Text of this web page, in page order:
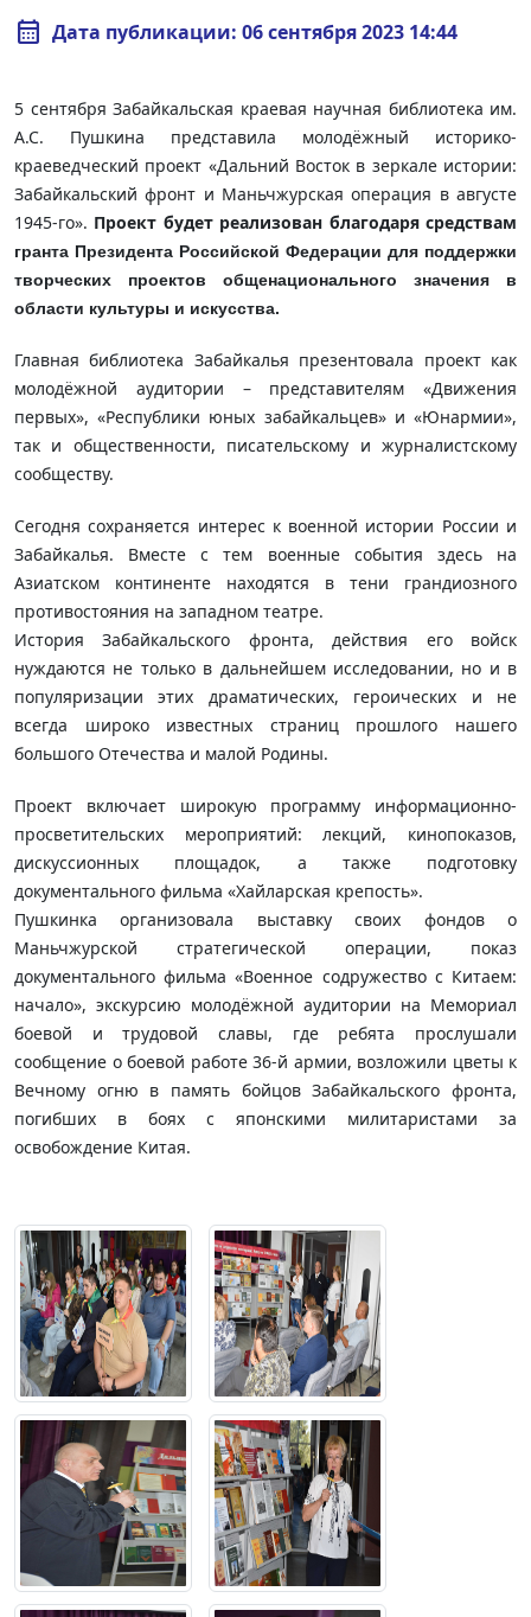
calendar_month Дата публикации: 06 сентября 2023 14:44
5 сентября Забайкальская краевая научная библиотека им.
А.С. Пушкина представила молодёжный историко-
краеведческий проект «Дальний Восток в зеркале истории:
Забайкальский фронт и Маньчжурская операция в августе
1945-го». Проект будет реализован благодаря средствам
гранта Президента Российской Федерации для поддержки
творческих проектов общенационального значения в
области культуры и искусства.
Главная библиотека Забайкалья презентовала проект как
молодёжной аудитории – представителям «Движения
первых», «Республики юных забайкальцев» и «Юнармии»,
так и общественности, писательскому и журналистскому
сообществу.
Сегодня сохраняется интерес к военной истории России и
Забайкалья. Вместе с тем военные события здесь на
Азиатском континенте находятся в тени грандиозного
противостояния на западном театре.
История Забайкальского фронта, действия его войск
нуждаются не только в дальнейшем исследовании, но и в
популяризации этих драматических, героических и не
всегда широко известных страниц прошлого нашего
большого Отечества и малой Родины.
Проект включает широкую программу информационно-
просветительских мероприятий: лекций, кинопоказов,
дискуссионных площадок, а также подготовку
документального фильма «Хайларская крепость».
Пушкинка организовала выставку своих фондов о
Маньчжурской стратегической операции, показ
документального фильма «Военное содружество с Китаем:
начало», экскурсию молодёжной аудитории на Мемориал
боевой и трудовой славы, где ребята прослушали
сообщение о боевой работе 36-й армии, возложили цветы к
Вечному огню в память бойцов Забайкальского фронта,
погибших в боях с японскими милитаристами за
освобождение Китая.